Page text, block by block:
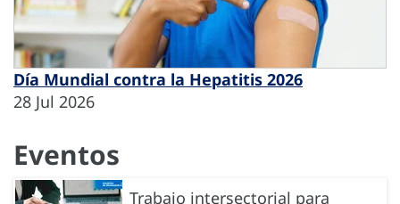
Día Mundial contra la Hepatitis 2026
28 Jul 2026
Eventos
Trabajo intersectorial para